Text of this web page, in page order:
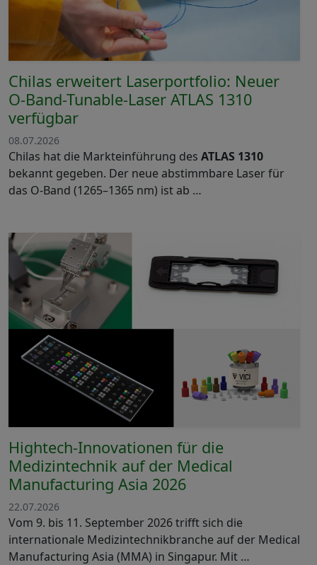
Chilas erweitert Laserportfolio: Neuer
O-Band-Tunable-Laser ATLAS 1310
verfügbar
08.07.2026
Chilas hat die Markteinführung des ATLAS 1310
bekannt gegeben. Der neue abstimmbare Laser für
das O-Band (1265–1365 nm) ist ab …
Hightech-Innovationen für die
Medizintechnik auf der Medical
Manufacturing Asia 2026
22.07.2026
Vom 9. bis 11. September 2026 trifft sich die
internationale Medizintechnikbranche auf der Medical
Manufacturing Asia (MMA) in Singapur. Mit …